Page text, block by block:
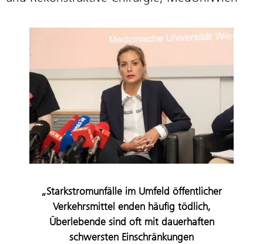
„Starkstromunfälle im Umfeld öffentlicher
Verkehrsmittel enden häufig tödlich,
Überlebende sind oft mit dauerhaften
schwersten Einschränkungen